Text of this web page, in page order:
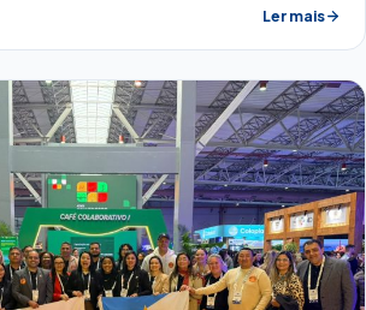
Ler mais